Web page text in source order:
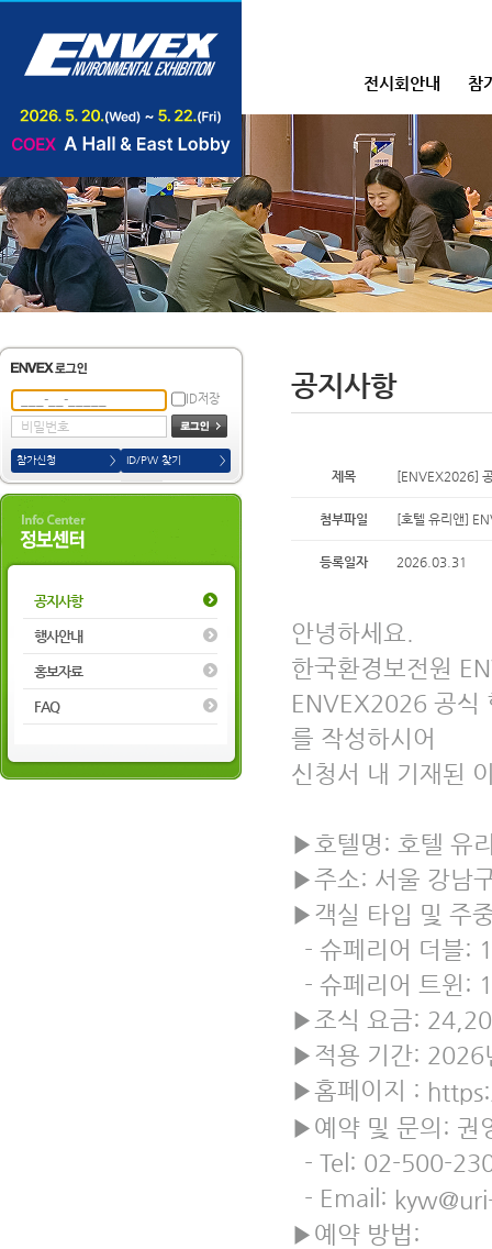
전시회안내 참
ID저장
참가신청 > ID/PW 찾기 >
공지사항
행사안내
홍보자료
FAQ
공지사항
제목 [ENVEX2026]
첨부파일 [호텔 유리앤]
등록일자 2026.03.31
안녕하세요.
한국환경보전원
ENVEX2026 공식
를 작성하시어
신청서 내 기재된
▶호텔명: 호텔 유
▶주소: 서울 강남
▶객실 타입 및 주
- 슈페리어 더블:
- 슈페리어 트윈:
▶조식 요금:
▶적용 기간: 2026
▶홈페이지 :
▶예약 및 문의: 권
- Tel: 02-500-
- Email:
▶예약 방법: